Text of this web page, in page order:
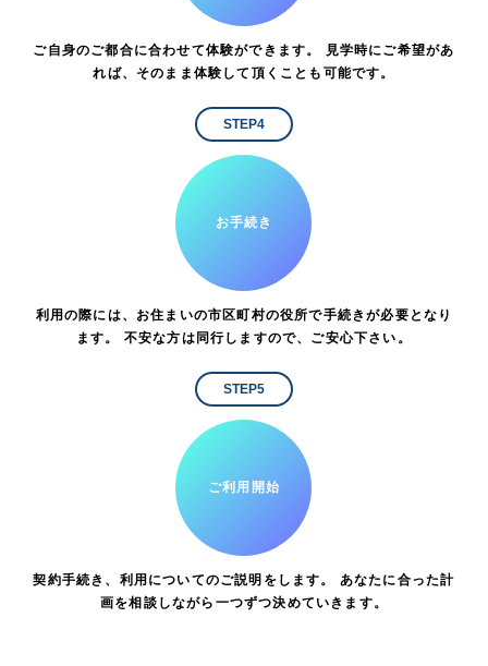
ご自身のご都合に合わせて体験ができます。 見学時にご希望があ
れば、そのまま体験して頂くことも可能です。
STEP4
お手続き
利用の際には、お住まいの市区町村の役所で手続きが必要となり
ます。 不安な方は同行しますので、ご安心下さい。
STEP5
ご利用開始
契約手続き、利用についてのご説明をします。 あなたに合った計
画を相談しながら一つずつ決めていきます。